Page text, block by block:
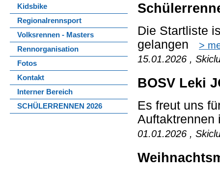
Kidsbike
Regionalrennsport
Volksrennen - Masters
Rennorganisation
Fotos
Kontakt
Interner Bereich
SCHÜLERRENNEN 2026
Die Startliste
gelangen
>
15.01.2026 ,
BOSV Leki
Es freut uns
Auftaktrennen
01.01.2026 ,